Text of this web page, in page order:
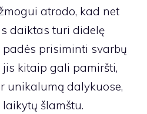
atrodo, kad net
daiktas turi didelę
padės prisiminti svarbų
jis kitaip gali pamiršti,
unikalumą dalykuose,
šlamštu.